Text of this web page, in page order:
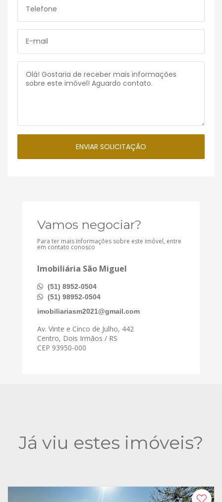
Vamos negociar?
Para ter mais informações sobre este imóvel, entre
em contato conosco
Imobiliária São Miguel
(51) 8952-0504
(51) 98952-0504
imobiliariasm2021@gmail.com
Av. Vinte e Cinco de Julho, 442
Centro, Dois Irmãos / RS
CEP 93950-000
Já viu estes imóveis?